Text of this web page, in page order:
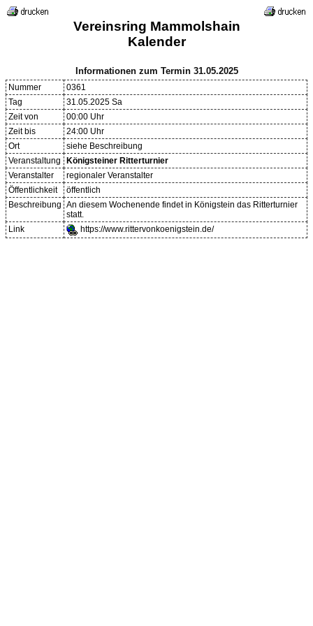
Vereinsring Mammolshain
Kalender
Informationen zum Termin 31.05.2025
Nummer
0361
Tag
31.05.2025 Sa
Zeit von
00:00 Uhr
Zeit bis
24:00 Uhr
Ort
siehe Beschreibung
Veranstaltung
Königsteiner Ritterturnier
Veranstalter
regionaler Veranstalter
Öffentlichkeit
öffentlich
Beschreibung An diesem Wochenende findet in Königstein das Ritterturnier
statt.
Link
https://www.rittervonkoenigstein.de/